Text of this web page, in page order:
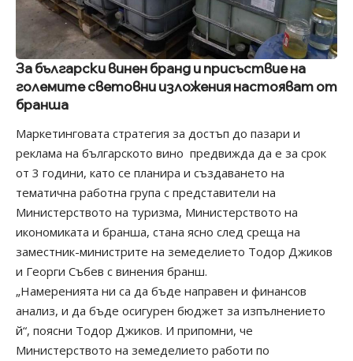
За български винен бранд и присъствие на
големите световни изложения настояват от
бранша
Маркетинговата стратегия за достъп до пазари и
реклама на българското вино предвижда да е за срок
от 3 години, като се планира и създаването на
тематична работна група с представители на
Министерството на туризма, Министерството на
икономиката и бранша, стана ясно след среща на
заместник-министрите на земеделието Тодор Джиков
и Георги Събев с винения бранш.
„Намеренията ни са да бъде направен и финансов
анализ, и да бъде осигурен бюджет за изпълнението
й“, поясни Тодор Джиков. И припомни, че
Министерството на земеделието работи по